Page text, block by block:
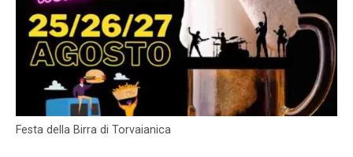
Festa della Birra di Torvaianica